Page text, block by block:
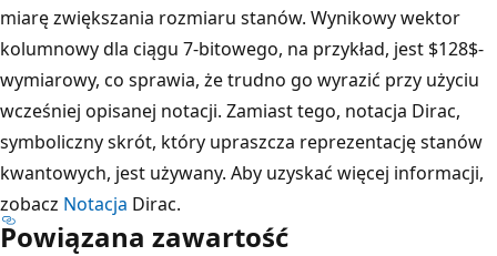
miarę zwiększania rozmiaru stanów. Wynikowy wektor
kolumnowy dla ciągu 7-bitowego, na przykład, jest $128$-
wymiarowy, co sprawia, że trudno go wyrazić przy użyciu
wcześniej opisanej notacji. Zamiast tego, notacja Dirac,
symboliczny skrót, który upraszcza reprezentację stanów
kwantowych, jest używany. Aby uzyskać więcej informacji,
zobacz Notacja Dirac.
Powiązana zawartość